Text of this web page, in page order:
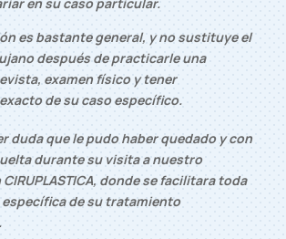
es bastante general, y no sustituye el
después de practicarle una
examen físico y tener
de su caso específico.
duda que le pudo haber quedado y con
durante su visita a nuestro
donde se facilitara toda
de su tratamiento